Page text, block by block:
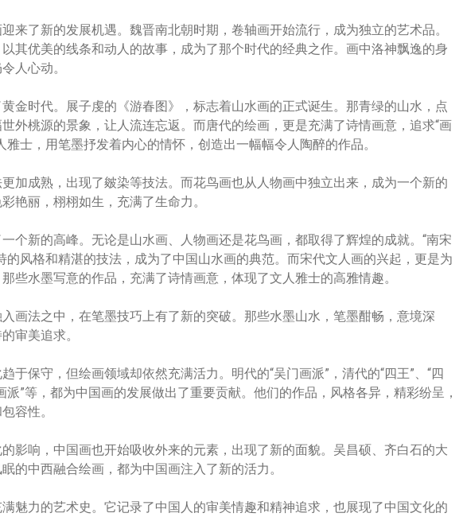
来了新的发展机遇。魏晋南北朝时期，卷轴画开始流行，成为独立的艺术品。
其优美的线条和动人的故事，成为了那个时代的经典之作。画中洛神飘逸的身
人心动。
金时代。展子虔的《游春图》，标志着山水画的正式诞生。那青绿的山水，点
外桃源的景象，让人流连忘返。而唐代的绘画，更是充满了诗情画意，追求“画
雅士，用笔墨抒发着内心的情怀，创造出一幅幅令人陶醉的作品。
加成熟，出现了皴染等技法。而花鸟画也从人物画中独立出来，成为一个新的
艳丽，栩栩如生，充满了生命力。
个新的高峰。无论是山水画、人物画还是花鸟画，都取得了辉煌的成就。“南宋
的风格和精湛的技法，成为了中国山水画的典范。而宋代文人画的兴起，更是为
些水墨写意的作品，充满了诗情画意，体现了文人雅士的高雅情趣。
画法之中，在笔墨技巧上有了新的突破。那些水墨山水，笔墨酣畅，意境深
审美追求。
于保守，但绘画领域却依然充满活力。明代的“吴门画派”，清代的“四王”、“四
派”等，都为中国画的发展做出了重要贡献。他们的作品，风格各异，精彩纷呈，
容性。
影响，中国画也开始吸收外来的元素，出现了新的面貌。吴昌硕、齐白石的大
的中西融合绘画，都为中国画注入了新的活力。
魅力的艺术史。它记录了中国人的审美情趣和精神追求，也展现了中国文化的